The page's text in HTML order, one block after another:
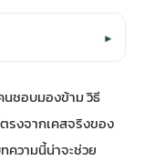
▾
นชอบมองข้าม วิธี
รงจากเคสจริงของ
วามนี้น่าจะช่วย